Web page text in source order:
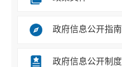
政府信息公开指南
政府信息公开制度